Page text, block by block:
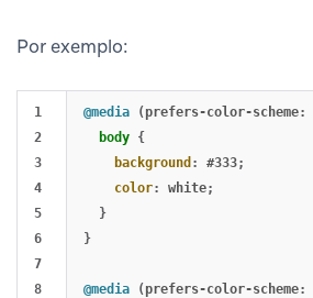
Por exemplo:
1
2
3
4
5
6
7
8
@media ( prefers-color-scheme:
body {
background : #333;
color: white;
}
}
@media ( prefers-color-scheme: